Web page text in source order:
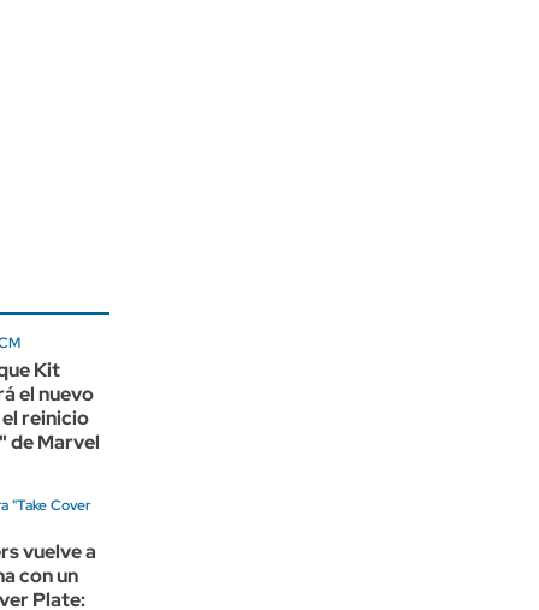
Kit
el nuevo
reinicio
de Marvel
"Take Cover
vuelve a
con un
Plate: